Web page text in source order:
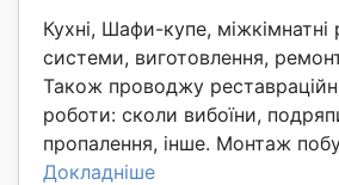
Кухні, Шафи-купе, міжкімнатні
системи, виготовлення,
Також проводжу
роботи: сколи вибоїни,
пропалення, інше. Монтаж
Докладніше